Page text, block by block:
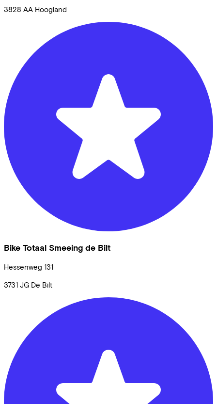
3828 AA Hoogland
Bike Totaal Smeeing de Bilt
Hessenweg 131
3731 JG De Bilt